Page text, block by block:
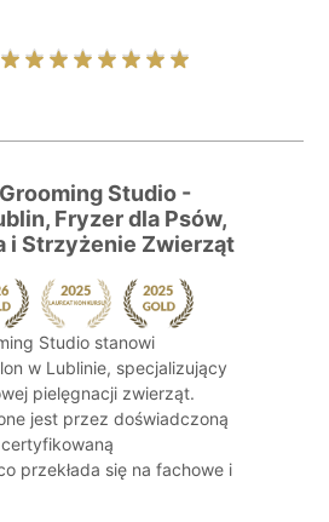
Studio -
Fryzer dla Psów,
i Strzyżenie Zwierząt
Studio stanowi
w Lublinie, specjalizujący
pielęgnacji zwierząt.
jest przez doświadczoną
przekłada się na fachowe i